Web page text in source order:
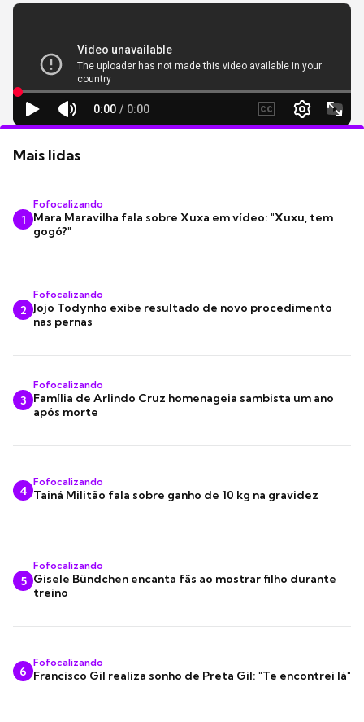
Mais lidas
1
Fofocalizando
Mara Maravilha fala sobre Xuxa em vídeo: "Xuxu, tem
gogó?"
2
Fofocalizando
Jojo Todynho exibe resultado de novo procedimento
nas pernas
3
Fofocalizando
Família de Arlindo Cruz homenageia sambista um ano
após morte
4
Fofocalizando
Tainá Militão fala sobre ganho de 10 kg na gravidez
5
Fofocalizando
Gisele Bündchen encanta fãs ao mostrar filho durante
treino
6
Fofocalizando
Francisco Gil realiza sonho de Preta Gil: "Te encontrei lá"